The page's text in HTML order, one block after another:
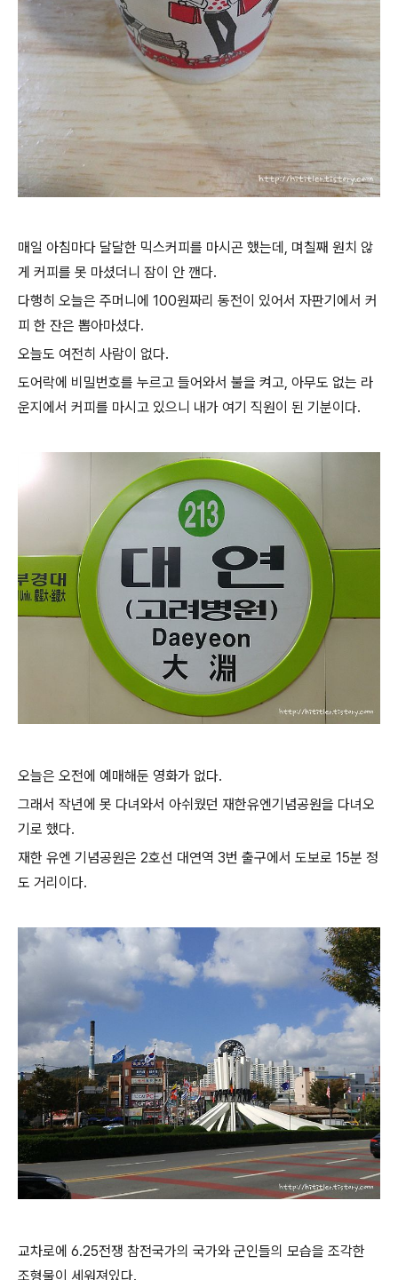
매일 아침마다 달달한 믹스커피를 마시곤 했는데, 며칠째 원치 않
게 커피를 못 마셨더니 잠이 안 깬다.
다행히 오늘은 주머니에 100원짜리 동전이 있어서 자판기에서 커
피 한 잔은 뽑아마셨다.
오늘도 여전히 사람이 없다.
도어락에 비밀번호를 누르고 들어와서 불을 켜고, 아무도 없는 라
운지에서 커피를 마시고 있으니 내가 여기 직원이 된 기분이다.
오늘은 오전에 예매해둔 영화가 없다.
그래서 작년에 못 다녀와서 아쉬웠던 재한유엔기념공원을 다녀오
기로 했다.
재한 유엔 기념공원은 2호선 대연역 3번 출구에서 도보로 15분 정
도 거리이다.
교차로에 6.25전쟁 참전국가의 국가와 군인들의 모습을 조각한
조형물이 세워져있다.